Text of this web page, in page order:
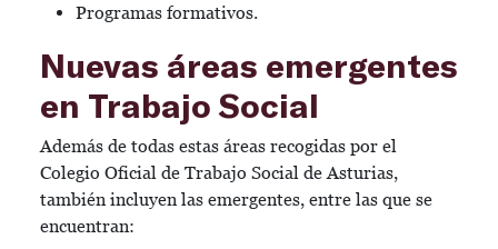
Programas formativos.
Nuevas áreas emergentes
en Trabajo Social
Además de todas estas áreas recogidas por el
Colegio Oficial de Trabajo Social de Asturias,
también incluyen las emergentes, entre las que se
encuentran: